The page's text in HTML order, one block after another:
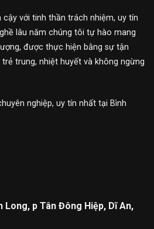
với tinh thần trách nhiệm, uy tín
lâu năm chúng tôi tự hào mang
được thực hiện bằng sự tận
trung, nhiệt huyết và không ngừng
nghiệp, uy tín nhất tại Bình
Long, p Tân Đông Hiệp, Dĩ An,